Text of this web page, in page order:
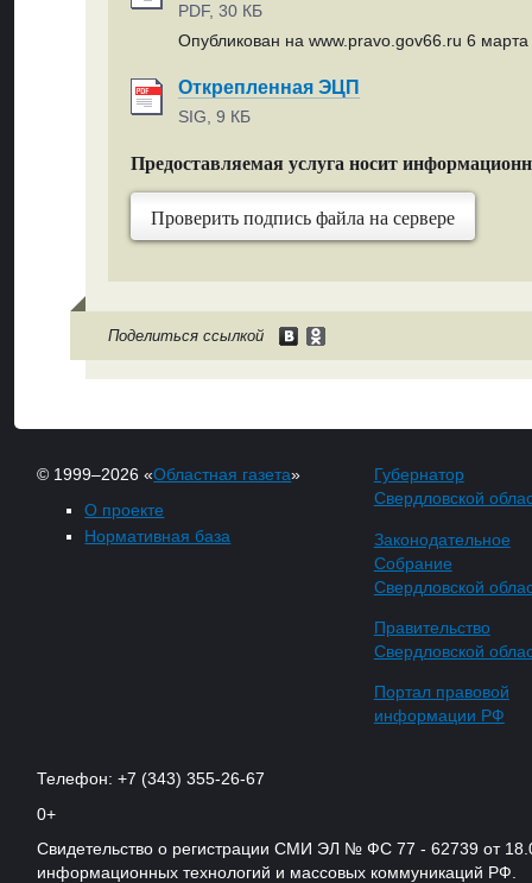
PDF, 30 КБ
Опубликован на www.pravo.gov66.ru 6 марта
Открепленная ЭЦП
SIG, 9 КБ
Предоставляемая услуга носит
Проверить подпись файла на сервере
Поделиться ссылкой
© 1999–2026 «Областная газета»
О проекте
Нормативная база
Губернатор
Свердловской
Законодательное
Собрание
Свердловской
Правительство
Свердловской
Портал правовой
информации РФ
Телефон: +7 (343) 355-26-67
0+
Свидетельство о регистрации СМИ ЭЛ № ФС 77 - 62739 от
информационных технологий и массовых коммуникаций РФ.